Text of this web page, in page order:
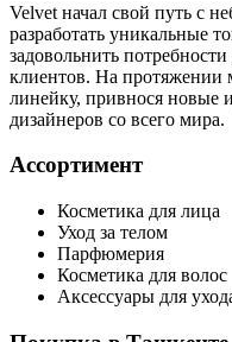
Velvet начал свой путь с
разработать уникальные
задовольнить
клиентов. На протяжении
линейку, привнося новые
дизайнеров со всего мира.
Ассортимент
Косметика для лица
Уход за телом
Парфюмерия
Косметика для волос
Аксессуары для